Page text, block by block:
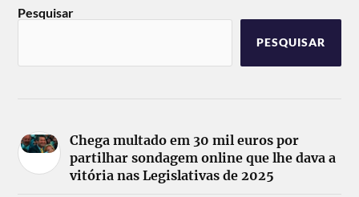
Pesquisar
PESQUISAR
Chega multado em 30 mil euros por
partilhar sondagem online que lhe dava a
vitória nas Legislativas de 2025